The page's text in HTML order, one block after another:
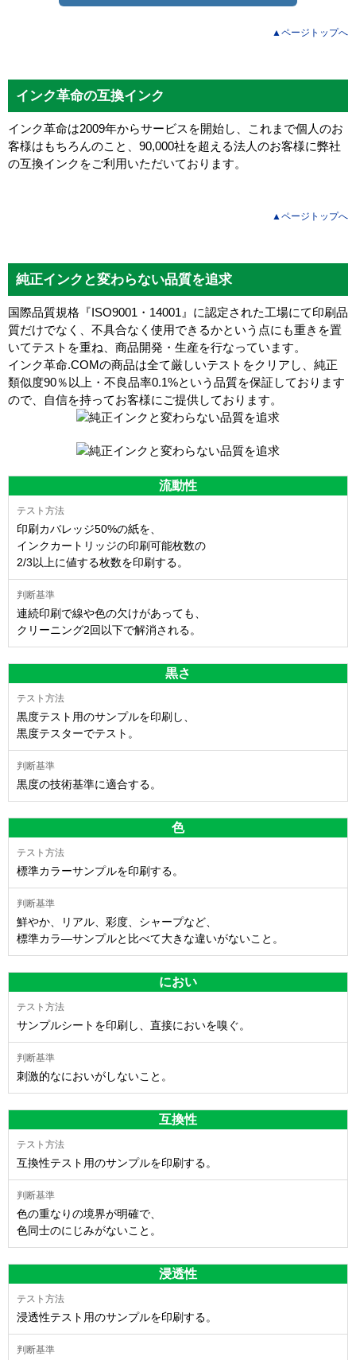
▲ページトップへ
インク革命の互換インク
インク革命は2009年からサービスを開始し、これまで個人のお
客様はもちろんのこと、90,000社を超える法人のお客様に弊社
の互換インクをご利用いただいております。
▲ページトップへ
純正インクと変わらない品質を追求
国際品質規格『ISO9001・14001』に認定された工場にて印刷品
質だけでなく、不具合なく使用できるかという点にも重きを置
いてテストを重ね、商品開発・生産を行なっています。
インク革命.COMの商品は全て厳しいテストをクリアし、 純正
類似度90％以上・不良品率0.1%という品質を保証しております
ので、自信を持ってお客様にご提供しております。
流動性
印刷カバレッジ50%の紙を、
インクカートリッジの印刷可能枚数の
2/3以上に値する枚数を印刷する。
連続印刷で線や色の欠けがあっても、
クリーニング2回以下で解消される。
黒さ
黒度テスト用のサンプルを印刷し、
黒度テスターでテスト。
黒度の技術基準に適合する。
色
標準カラーサンプルを印刷する。
鮮やか、リアル、彩度、シャープなど、
標準カラ―サンプルと比べて大きな違いがないこと。
におい
サンプルシートを印刷し、直接においを嗅ぐ。
刺激的なにおいがしないこと。
互換性
互換性テスト用のサンプルを印刷する。
色の重なりの境界が明確で、
色同士のにじみがないこと。
浸透性
浸透性テスト用のサンプルを印刷する。